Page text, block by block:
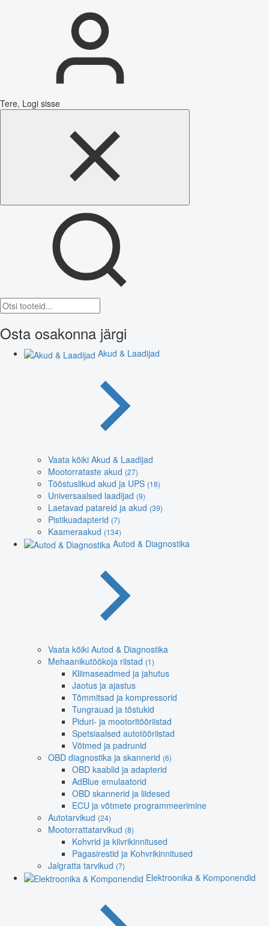
Tere, Logi sisse
Osta osakonna järgi
Akud & Laadijad
Vaata kõiki Akud & Laadijad
Mootorrataste akud (27)
Tööstuslikud akud ja UPS (18)
Universaalsed laadijad (9)
Laetavad patareid ja akud (39)
Pistikuadapterid (7)
Kaameraakud (134)
Autod & Diagnostika
Vaata kõiki Autod & Diagnostika
Mehaanikutöökoja riistad (1)
Kliimaseadmed ja jahutus
Jaotus ja ajastus
Tõmmitsad ja kompressorid
Tungrauad ja tõstukid
Piduri- ja mootoritööriistad
Spetsiaalsed autotööriistad
Võtmed ja padrunid
OBD diagnostika ja skannerid (6)
OBD kaablid ja adapterid
AdBlue emulaatorid
OBD skannerid ja liidesed
ECU ja võtmete programmeerimine
Autotarvikud (24)
Mootorrattatarvikud (8)
Kohvrid ja kiivrikinnitused
Pagasirestid ja Kohvrikinnitused
Jalgratta tarvikud (7)
Elektroonika & Komponendid